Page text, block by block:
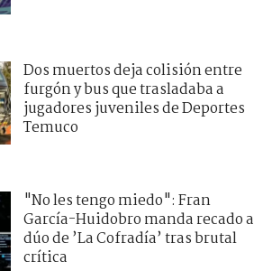
Dos muertos deja colisión entre
furgón y bus que trasladaba a
jugadores juveniles de Deportes
Temuco
"No les tengo miedo": Fran
García-Huidobro manda recado a
dúo de ’La Cofradía’ tras brutal
crítica